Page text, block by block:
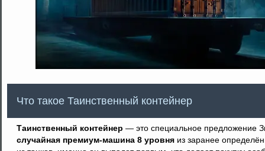
Что такое Таинственный контейнер
Таинственный контейнер — это специальное предложение
случайная премиум-машина 8 уровня из заранее